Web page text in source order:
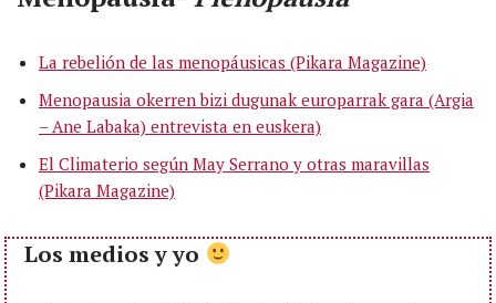
La rebelión de las menopáusicas (Pikara Magazine)
Menopausia okerren bizi dugunak europarrak gara (Argia
– Ane Labaka) entrevista en euskera)
El Climaterio según May Serrano y otras maravillas
(Pikara Magazine)
Los medios y yo